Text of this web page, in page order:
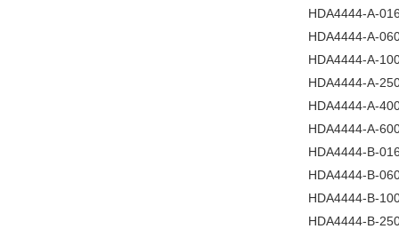
HDA4444-A-
HDA4444-A-
HDA4444-A-
HDA4444-A-
HDA4444-A-
HDA4444-A-
HDA4444-B-
HDA4444-B-
HDA4444-B-
HDA4444-B-